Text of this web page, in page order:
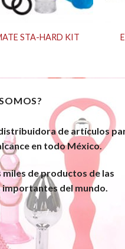
STA-HARD KIT
de artículos
en todo México.
de productos de las
importantes del mundo.